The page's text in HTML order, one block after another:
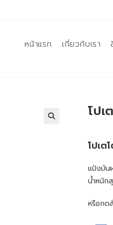
หน้าแรก เกี่ยวกับเรา
โป
โปเต
แป้งมัน
น้ำหนัก
หรือกด